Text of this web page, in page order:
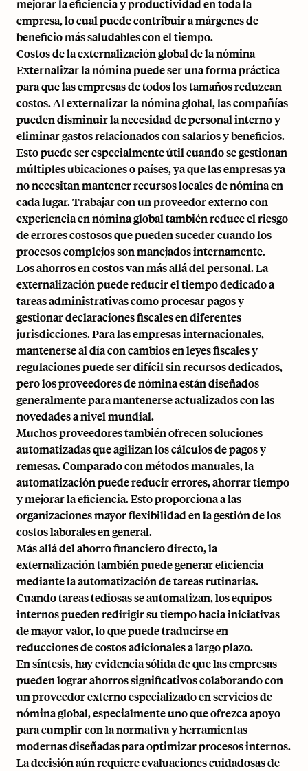
mejorar la eficiencia y productividad en toda la
empresa, lo cual puede contribuir a márgenes de
beneficio más saludables con el tiempo.
Costos de la externalización global de la nómina
Externalizar la nómina puede ser una forma práctica
para que las empresas de todos los tamaños reduzcan
costos. Alexternalizar la nómina global, las compañías
pueden disminuir la necesidad de personal interno y
eliminar gastos relacionados con salarios y beneficios.
Esto puede ser especialmente útil cuando se gestionan
múltiples ubicaciones o países, ya que las empresas ya
no necesitan mantener recursos locales de nómina en
cada lugar. Trabajar con un proveedor externo con
experiencia en nómina global también reduce el riesgo
de errores costosos que pueden suceder cuando los
procesos complejos son manejados internamente.
Los ahorros en costos van más allá del personal. La
externalización puede reducir el tiempo dedicado a
tareas administrativas como procesar pagos y
gestionar declaraciones fiscales en diferentes
jurisdicciones. Para las empresas internacionales,
mantenerse al día con cambios en leyes fiscales y
regulaciones puede ser difícil sin recursos dedicados,
pero los proveedores de nómina están diseñados
generalmente para mantenerse actualizados con las
novedades a nivel mundial.
Muchos proveedores también ofrecen soluciones
automatizadas que agilizan los cálculos de pagos y
remesas. Comparado con métodos manuales, la
automatización puede reducir errores, ahorrar tiempo
y mejorar la eficiencia. Esto proporciona a las
organizaciones mayor flexibilidad en la gestión de los
costos laborales en general.
Más allá del ahorro financiero directo, la
externalización también puede generar eficiencia
mediante la automatización de tareas rutinarias.
Cuando tareas tediosas se automatizan, los equipos
internos pueden redirigir su tiempo hacia iniciativas
de mayor valor, lo que puede traducirse en
reducciones de costos adicionales a largo plazo.
En síntesis, hay evidencia sólida de que las empresas
pueden lograr ahorros significativos colaborando con
un proveedor externo especializado en servicios de
nómina global, especialmente uno que ofrezca apoyo
para cumplir con la normativa y herramientas
modernas diseñadas para optimizar procesos internos.
La decisión aún requiere evaluaciones cuidadosas de